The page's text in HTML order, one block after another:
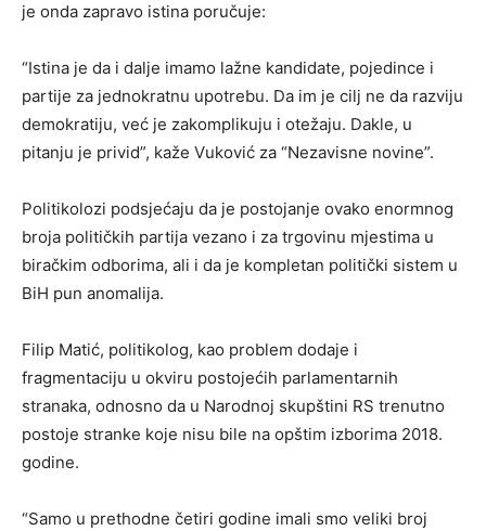
je onda zapravo istina poručuje:
“Istina je da i dalje imamo lažne kandidate, pojedince i
partije za jednokratnu upotrebu. Da im je cilj ne da razviju
demokratiju, već je zakomplikuju i otežaju. Dakle, u
pitanju je privid”, kaže Vuković za “Nezavisne novine”.
Politikolozi podsjećaju da je postojanje ovako enormnog
broja političkih partija vezano i za trgovinu mjestima u
biračkim odborima, ali i da je kompletan politički sistem u
BiH pun anomalija.
Filip Matić, politikolog, kao problem dodaje i
fragmentaciju u okviru postojećih parlamentarnih
stranaka, odnosno da u Narodnoj skupštini RS trenutno
postoje stranke koje nisu bile na opštim izborima 2018.
godine.
“Samo u prethodne četiri godine imali smo veliki broj